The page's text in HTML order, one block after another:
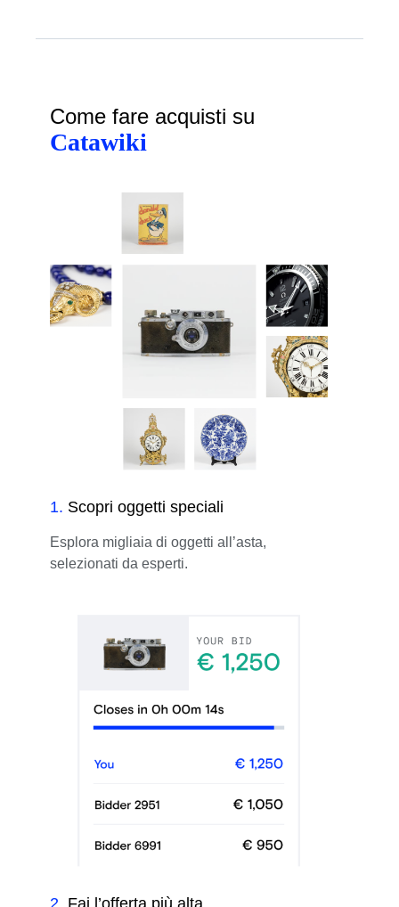
Come fare acquisti su
Catawiki
1. Scopri oggetti speciali
Esplora migliaia di oggetti all’asta,
selezionati da esperti.